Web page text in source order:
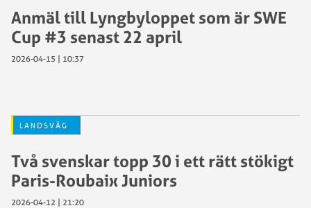
Anmäl till Lyngbyloppet som är SWE
Cup #3 senast 22 april
2026-04-15 | 10:37
LANDSVÄG
Två svenskar topp 30 i ett rätt stökigt
Paris-Roubaix Juniors
2026-04-12 | 21:20